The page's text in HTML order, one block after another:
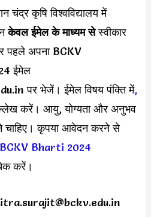
चंद्र कृषि विश्वविद्यालय में
केवल ईमेल के माध्यम सेस्वीकार
पहले अपना BCKV
ईमेल
पर भेजें। ईमेल विषय पंक्ति में,
करें। आयु, योग्यता और अनुभव
चाहिए। कृपया आवेदन करने से
BCKV Bharti 2024
करें।